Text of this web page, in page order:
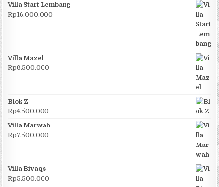
Villa Start Lembang
Rp16.000.000
Villa Mazel
Rp6.500.000
Blok Z
Rp4.500.000
Villa Marwah
Rp7.500.000
Villa Bivaqs
Rp5.500.000